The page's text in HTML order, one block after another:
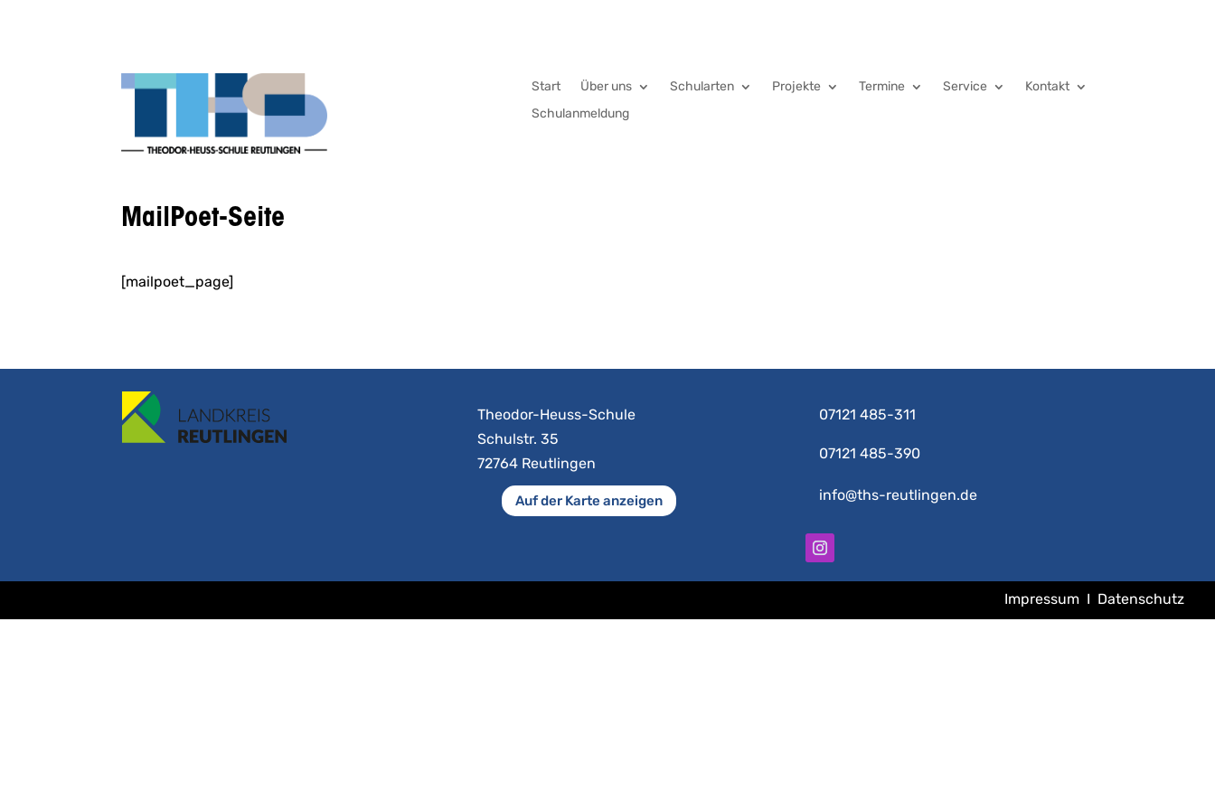
Start Über uns Schularten Projekte Termine Service
Kontakt
Schulanmeldung
MailPoet-Seite
[mailpoet_page]
Theodor-Heuss-Schule
Schulstr. 35
72764 Reutlingen
Auf der Karte anzeigen
07121 485-311
07121 485-390
info@ths-reutlingen.de
Impressum I Datenschutz